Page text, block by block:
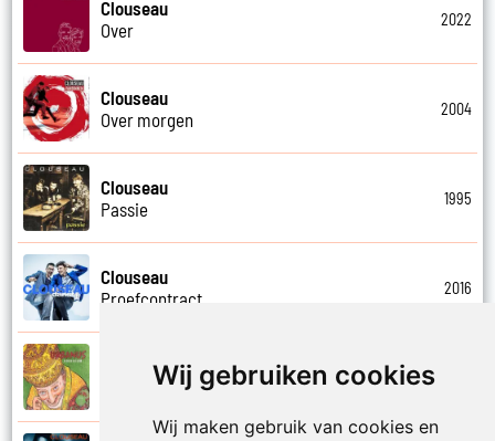
Wij gebruiken cookies
Wij maken gebruik van cookies en
Clouseau
Over
2022
Clouseau
Over morgen
2004
Clouseau
Passie
1995
Clouseau
Proefcontract
2016
Clouseau
Publiciteitsjaren